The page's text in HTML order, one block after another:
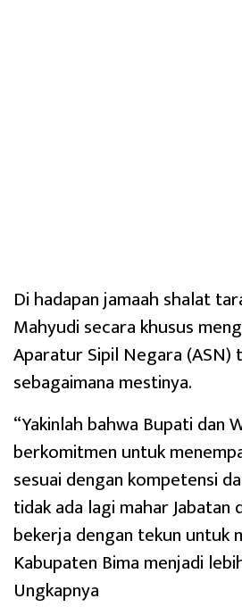
Di hadapan jamaah shalat
Mahyudi secara khusus
Aparatur Sipil Negara (ASN)
sebagaimana mestinya.
“Yakinlah bahwa Bupati dan
berkomitmen untuk
sesuai dengan kompetensi
tidak ada lagi mahar Jabatan
bekerja dengan tekun untuk
Kabupaten Bima menjadi
Ungkapnya